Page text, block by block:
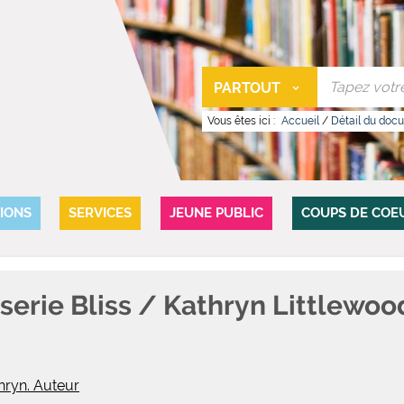
PARTOUT
Vous êtes ici : Accueil / Détail du
SERVICES JEUNE PUBLIC COUPS DE
Bliss / Kathryn
Auteur